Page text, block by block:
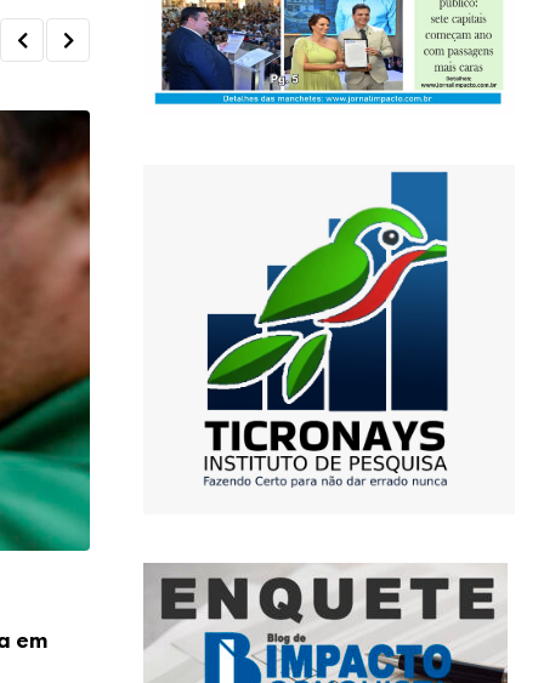
em
DIA A DIA, TRAGÉDIA
Criança de 8 anos morre afogada após